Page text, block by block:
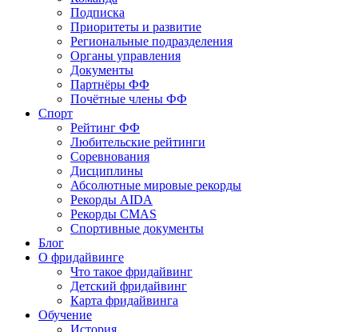
Подписка
Приоритеты и развитие
Региональные подразделения
Органы управления
Документы
Партнёры ФФ
Почётные члены ФФ
Спорт
Рейтинг ФФ
Любительские рейтинги
Соревнования
Дисциплины
Абсолютные мировые рекорды
Рекорды AIDA
Рекорды CMAS
Спортивные документы
Блог
О фридайвинге
Что такое фридайвинг
Детский фридайвинг
Карта фридайвинга
Обучение
История